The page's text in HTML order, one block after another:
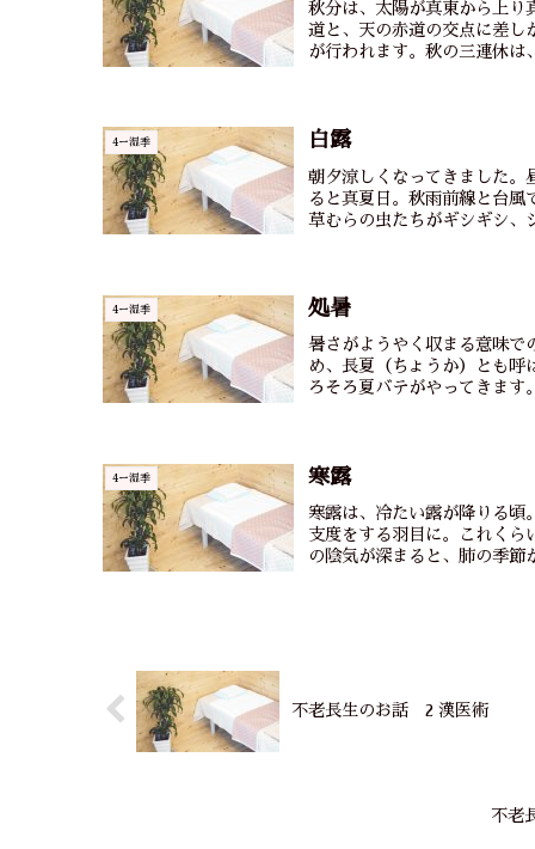
秋分は、太陽が真東から上り
道と、天の赤道の交点に差し
が行われます。秋の三連休は
4ー湿季 白露
朝夕涼しくなってきました。
ると真夏日。秋雨前線と台風
草むらの虫たちがギシギシ、
4ー湿季 処暑
暑さがようやく収まる意味で
め、長夏（ちょうか）とも呼
ろそろ夏バテがやってきます
4ー湿季 寒露
寒露は、冷たい露が降りる頃
支度をする羽目に。これくら
の陰気が深まると、肺の季節
不老長生のお話 2 漢医術